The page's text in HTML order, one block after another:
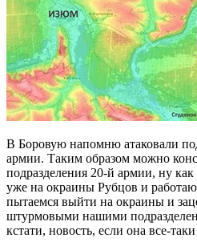
В Боровую напомню атаковали
армии. Таким образом можно
подразделения 20-й армии, ну
уже на окраины Рубцов и
пытаемся выйти на окраины и
штурмовыми нашими
кстати, новость, если она все-